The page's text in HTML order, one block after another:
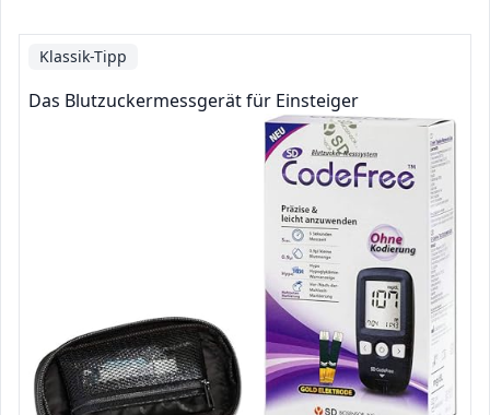
Klassik-Tipp
Das Blutzuckermessgerät für Einsteiger